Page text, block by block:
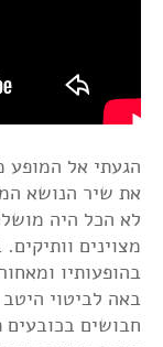
הגעתי אל המופע
את שיר הנושא
לא הכל היה
מצוינים
באה לביטוי
חבושים בכובעים